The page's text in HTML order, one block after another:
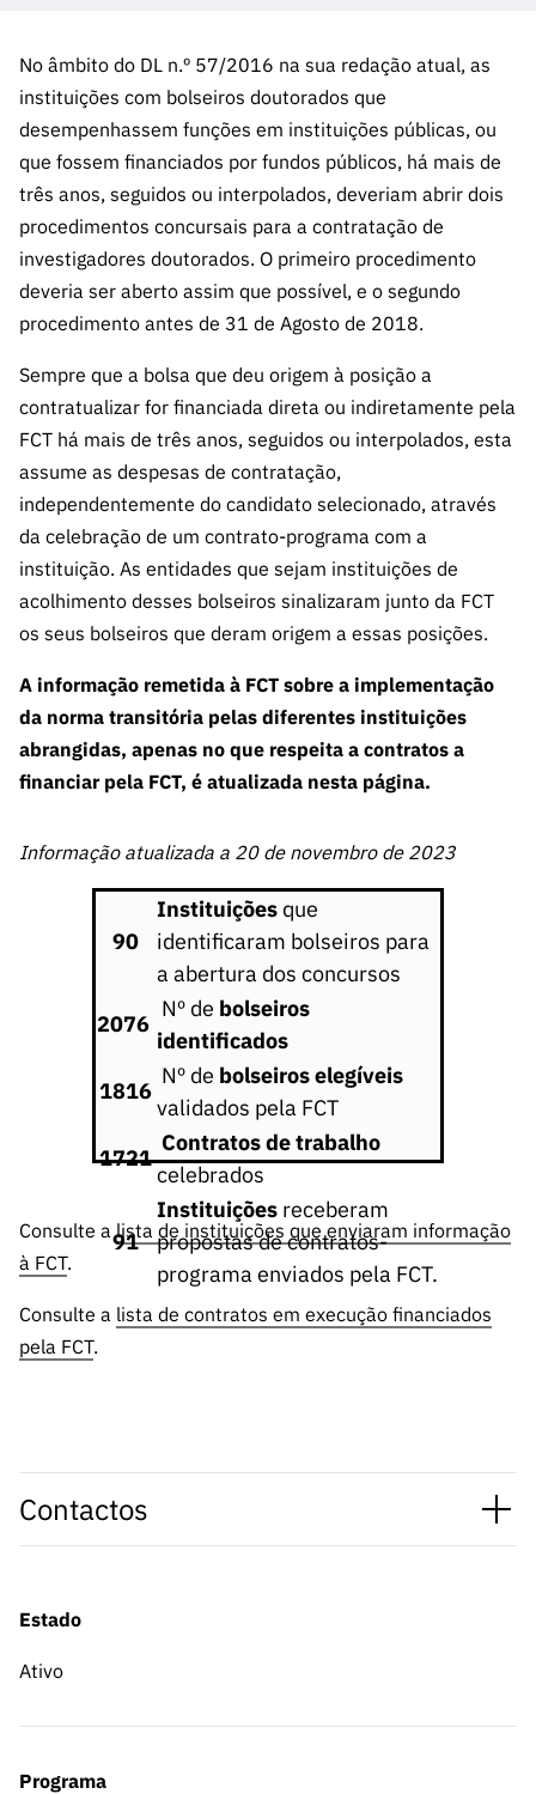
turas
Outros
Apoios
Infraestru
Prémios
Outros
Apoios
e Informação
Acesso a dados
estatísticos para fins
científicos – Protocolo
INE/DGEEC/FCT
Balcão da Ciência
Agenda
Publicações
de Marca
Subscrever
Newsletter
Subscrever
Direct Mail
de
Concursos
FCT
90 Segundos
Subscrever
Direct Mail
de
Comunicado
s
Transparência
Estudos e Planeamento
Estratégico
Documentos de Gestão
Apoios Comunitários
Números
Acreditaç
ão,
Certificaç
ão e
Fiscais
ento,
Aquisição
Serviços e
Manifesta
ções de
Interesse
FCCN,
serviços
digitais da
FCT
Denúncia
PRR –
“Ciência +
ão”
No âmbito do DL n.º 57/2016 na sua redação atual, as
instituições com bolseiros doutorados que
desempenhassem funções em instituições públicas, ou
que fossem financiados por fundos públicos, há mais de
três anos, seguidos ou interpolados, deveriam abrir dois
procedimentos concursais para a contratação de
investigadores doutorados. O primeiro procedimento
deveria ser aberto assim que possível, e o segundo
procedimento antes de 31 de Agosto de 2018.
Sempre que a bolsa que deu origem à posição a
contratualizar for financiada direta ou indiretamente pela
FCT há mais de três anos, seguidos ou interpolados, esta
assume as despesas de contratação,
independentemente do candidato selecionado, através
da celebração de um contrato-programa com a
instituição. As entidades que sejam instituições de
acolhimento desses bolseiros sinalizaram junto da FCT
os seus bolseiros que deram origem a essas posições.
A informação remetida à FCT sobre a implementação
da norma transitória pelas diferentes instituições
abrangidas, apenas no que respeita a contratos a
financiar pela FCT, é atualizada nesta página.
Informação atualizada a 20 de novembro de 2023
90
Instituições que
identificaram bolseiros para
a abertura dos concursos
2076
Nº de bolseiros
identificados
1816
Nº de bolseiros elegíveis
validados pela FCT
1721
Contratos de trabalho
celebrados
91
Instituições receberam
propostas de contratos-
programa enviados pela FCT.
Consulte alista de instituições que enviaram informação
à FCT.
Consulte a lista de contratos em execução financiados
pela FCT.
Contactos
Estado
Ativo
Programa